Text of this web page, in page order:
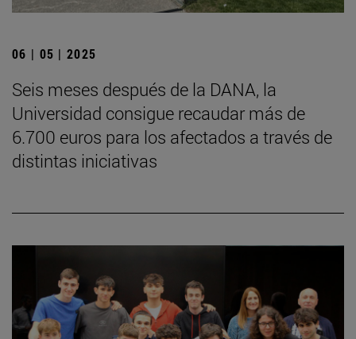
06 | 05 | 2025
Seis meses después de la DANA, la
Universidad consigue recaudar más de
6.700 euros para los afectados a través de
distintas iniciativas